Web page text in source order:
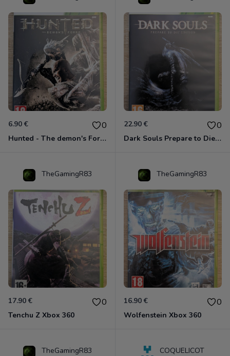
6.90 € 0
Hunted - The demon's Forge Xbox 360 (Complet CIB)
22.90 € 0
Dark Souls Prepare to Die Edition XBOX 360
TheGamingR83
17.90 € 0
Tenchu Z Xbox 360
TheGamingR83
16.90 € 0
Wolfenstein Xbox 360
TheGamingR83 COQUELICOT